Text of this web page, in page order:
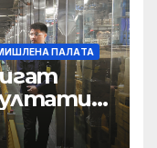
ПАЛAТА
в